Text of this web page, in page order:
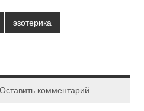
эзотерика
Оставить комментарий